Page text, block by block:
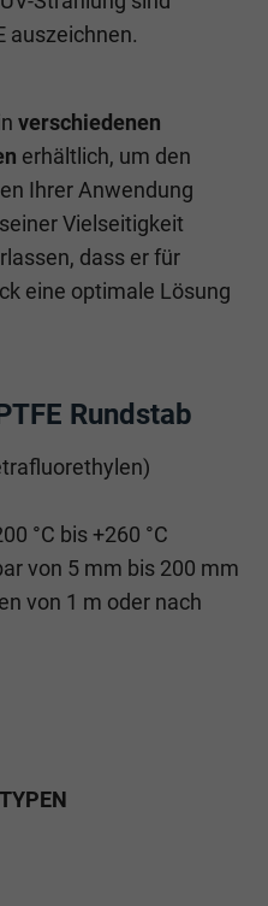
auszeichnen.
verschiedenen
erhältlich, um den
Ihrer Anwendung
Vielseitigkeit
dass er für
eine optimale Lösung
Rundstab
°C bis +260 °C
von 5 mm bis 200 mm
von 1 m oder nach